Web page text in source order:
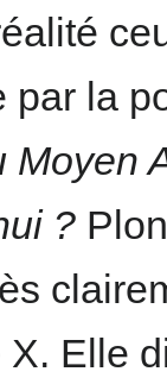
par la
Moyen
?
X. Elle